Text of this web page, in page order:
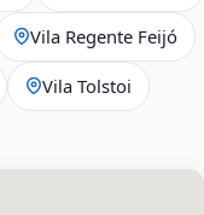
Vila Regente Feijó
Vila Tolstoi